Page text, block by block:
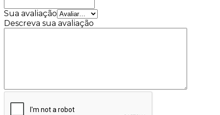
Sua avaliação
Descreva sua avaliação